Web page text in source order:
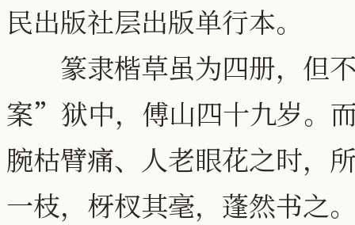
民出版社层出版单行本。
篆隶楷草虽为四册，但
案”狱中，傅山四十九岁。
腕枯臂痛、人老眼花之时，
一枝，枒杈其毫，蓬然书之